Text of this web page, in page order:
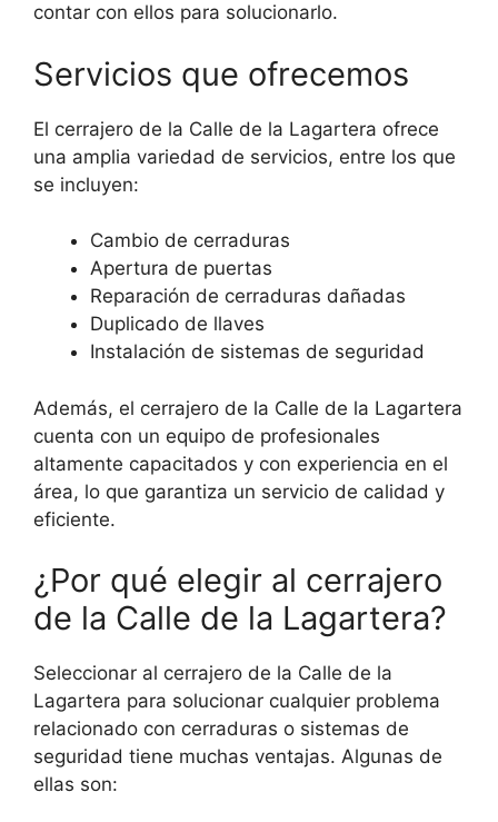
contar con ellos para solucionarlo.
Servicios que ofrecemos
El cerrajero de la Calle de la Lagartera ofrece
una amplia variedad de servicios, entre los que
se incluyen:
Cambio de cerraduras
Apertura de puertas
Reparación de cerraduras dañadas
Duplicado de llaves
Instalación de sistemas de seguridad
Además, el cerrajero de la Calle de la Lagartera
cuenta con un equipo de profesionales
altamente capacitados y con experiencia en el
área, lo que garantiza un servicio de calidad y
eficiente.
¿Por qué elegir al cerrajero
de la Calle de la Lagartera?
Seleccionar al cerrajero de la Calle de la
Lagartera para solucionar cualquier problema
relacionado con cerraduras o sistemas de
seguridad tiene muchas ventajas. Algunas de
ellas son: